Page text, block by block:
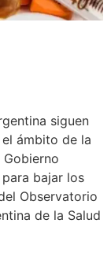
siguen
ámbito de la
bajar los
Observatorio
de la Salud